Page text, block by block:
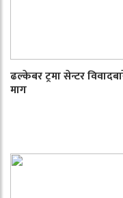
ढल्केबर ट्रमा सेन्टर
माग